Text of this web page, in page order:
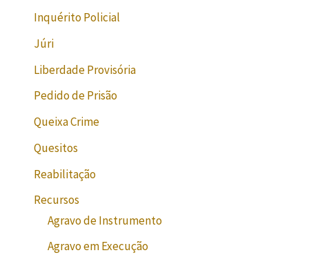
Inquérito Policial
Júri
Liberdade Provisória
Pedido de Prisão
Queixa Crime
Quesitos
Reabilitação
Recursos
Agravo de Instrumento
Agravo em Execução